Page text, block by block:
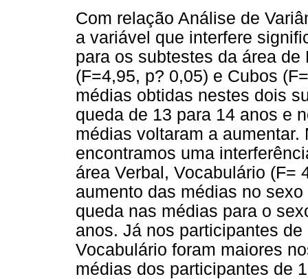
Com relação Análise de
a variável que interfere
para os subtestes da área
(F=4,95, p? 0,05) e Cubos
médias obtidas nestes dois
queda de 13 para 14 anos e
médias voltaram a
encontramos uma
área Verbal, Vocabulário (F=
aumento das médias no
queda nas médias para o
anos. Já nos participantes
Vocabulário foram maiores
médias dos participantes de